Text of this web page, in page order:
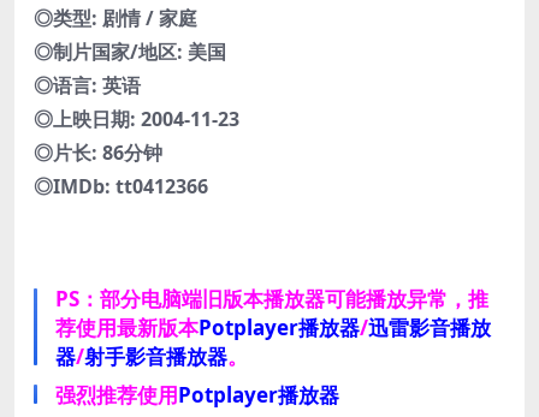
◎类型: 剧情 / 家庭
◎制片国家/地区: 美国
◎语言: 英语
◎上映日期: 2004-11-23
◎片长: 86分钟
◎IMDb: tt0412366
PS：部分电脑端旧版本播放器可能播放异常，推
荐使用最新版本Potplayer播放器/迅雷影音播放
器/射手影音播放器。
强烈推荐使用Potplayer播放器